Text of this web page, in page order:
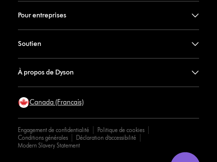
Pour entreprises
Soutien
À propos de Dyson
Canada (Francais)
Engagement de confidentialité
Politique de cookies
Conditions générales
Déclaration d’accessibilité
Modern Slavery Statement